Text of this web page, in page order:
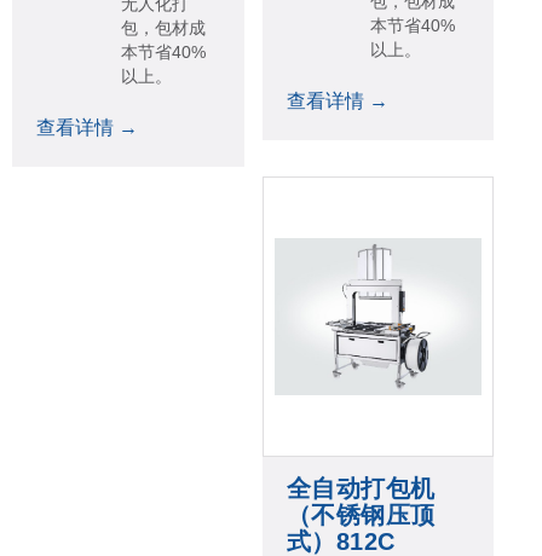
包，包材成
本节省40%
以上。
查看详情 →
本节省40%
以上。
查看详情 →
全自动打包机
（不锈钢压顶
式）812C